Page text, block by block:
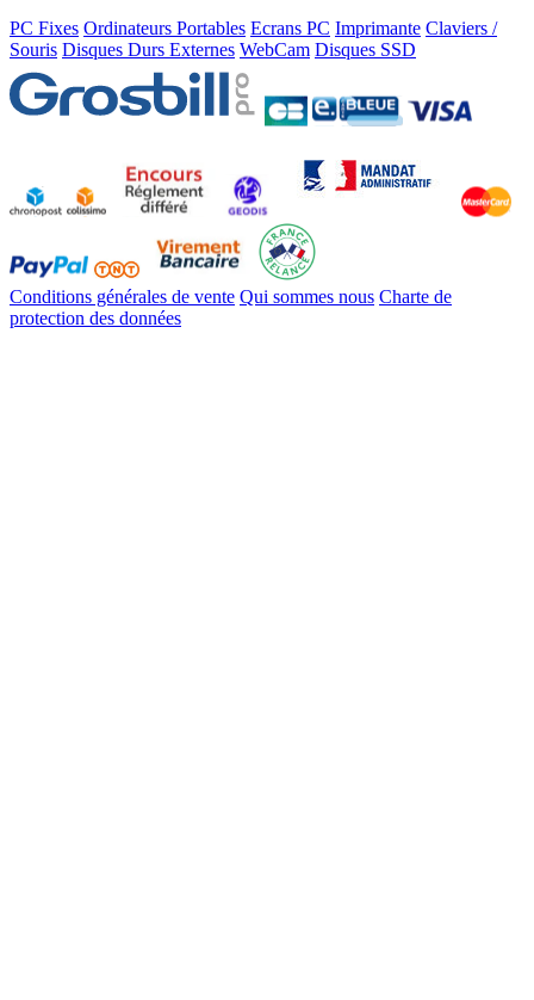
PC Fixes Ordinateurs Portables Ecrans PC Imprimante Claviers /
Souris Disques Durs Externes WebCam Disques SSD
Conditions générales de vente Qui sommes nous Charte de
protection des données